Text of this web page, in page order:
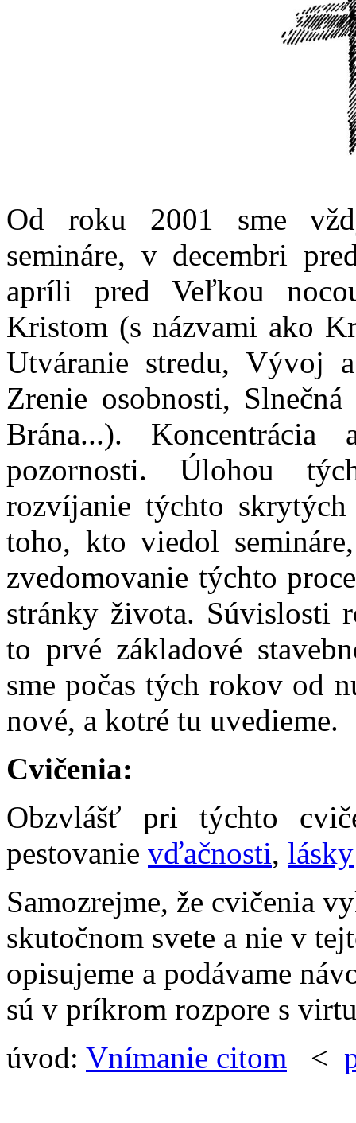
Od roku 2001 sme
semináre, v decembri
apríli pred Veľkou
Kristom (s názvami ako
Utváranie stredu, Vývoj
Zrenie osobnosti,
Brána...).
pozornosti. Úlohou
rozvíjanie týchto
toho, kto viedol
zvedomovanie týchto
stránky života. Súvislosti
to prvé základové
sme počas tých rokov od
nové, a kotré tu uvedieme.
Cvičenia:
Obzvlášť pri týchto
pestovanie vďačnosti, lásky
Samozrejme, že cvičenia
skutočnom svete a nie v
opisujeme a podávame
sú v príkrom rozpore s
úvod: Vnímanie citom <